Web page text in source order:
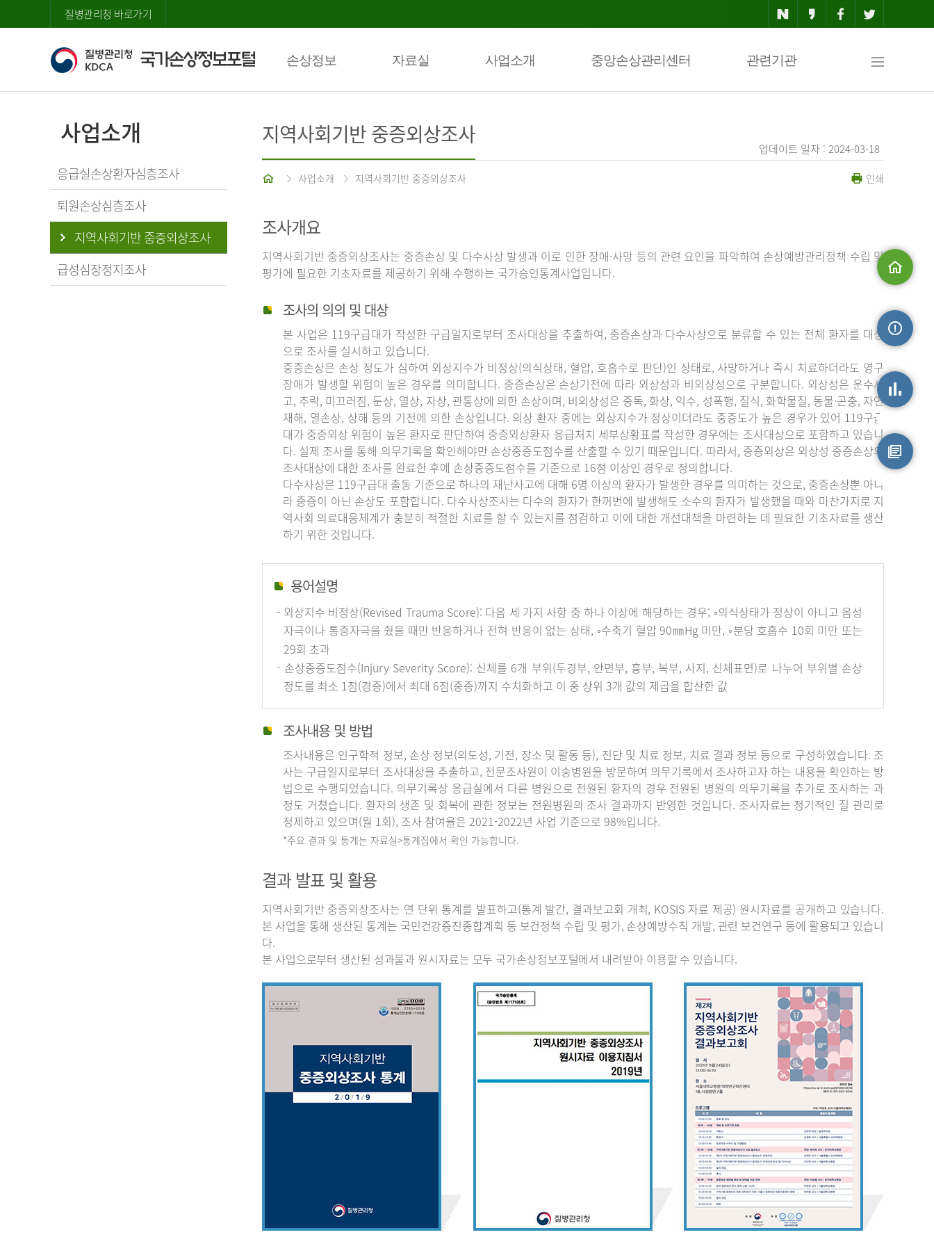
질병관리청 바로가기
손상정보 자료실 사업소개 중앙손상관리센터 관련기관
맵
사업소개
응급실손상환자심층조사
퇴원손상심층조사
지역사회기반 중증외상조사
급성심장정지조사
업데이트 일자 : 2024-03-18
지역사회기반 중증외상조사
홈 사업소개 지역사회기반 중증외상조사 인쇄
조사개요
지역사회기반 중증외상조사는 중증손상 및 다수사상 발생과 이로 인한 장애·사망 등의 관련 요인을 파악하여 손상예방관리정책 수립 및
평가에 필요한 기초자료를 제공하기 위해 수행하는 국가승인통계사업입니다.
조사의 의의 및 대상
본 사업은 119구급대가 작성한 구급일지로부터 조사대상을 추출하여, 중증손상과 다수사상으로 분류할 수 있는 전체 환자를 대상
으로 조사를 실시하고 있습니다.
중증손상은 손상 정도가 심하여 외상지수가 비정상(의식상태, 혈압, 호흡수로 판단)인 상태로, 사망하거나 즉시 치료하더라도 영구
장애가 발생할 위험이 높은 경우를 의미합니다. 중증손상은 손상기전에 따라 외상성과 비외상성으로 구분합니다. 외상성은 운수사
고, 추락, 미끄러짐, 둔상, 열상, 자상, 관통상에 의한 손상이며, 비외상성은 중독, 화상, 익수, 성폭행, 질식, 화학물질, 동물·곤충, 자연
재해, 열손상, 상해 등의 기전에 의한 손상입니다. 외상 환자 중에는 외상지수가 정상이더라도 중증도가 높은 경우가 있어 119구급
대가 중증외상 위험이 높은 환자로 판단하여 중증외상환자 응급처치 세부상황표를 작성한 경우에는 조사대상으로 포함하고 있습니
다. 실제 조사를 통해 의무기록을 확인해야만 손상중증도점수를 산출할 수 있기 때문입니다. 따라서, 중증외상은 외상성 중증손상의
조사대상에 대한 조사를 완료한 후에 손상중증도점수를 기준으로 16점 이상인 경우로 정의합니다.
다수사상은 119구급대 출동 기준으로 하나의 재난사고에 대해 6명 이상의 환자가 발생한 경우를 의미하는 것으로, 중증손상뿐 아니
라 중증이 아닌 손상도 포함합니다. 다수사상조사는 다수의 환자가 한꺼번에 발생해도 소수의 환자가 발생했을 때와 마찬가지로 지
역사회 의료대응체계가 충분히 적절한 치료를 할 수 있는지를 점검하고 이에 대한 개선대책을 마련하는 데 필요한 기초자료를 생산
하기 위한 것입니다.
용어설명
- 외상지수 비정상(Revised Trauma Score): 다음 세 가지 사항 중 하나 이상에 해당하는 경우; ◦의식상태가 정상이 아니고 음성
자극이나 통증자극을 줬을 때만 반응하거나 전혀 반응이 없는 상태, ◦수축기 혈압 90㎜Hg 미만, ◦분당 호흡수 10회 미만 또는
29회 초과
- 손상중증도점수(Injury Severity Score): 신체를 6개 부위(두경부, 안면부, 흉부, 복부, 사지, 신체표면)로 나누어 부위별 손상
정도를 최소 1점(경증)에서 최대 6점(중증)까지 수치화하고 이 중 상위 3개 값의 제곱을 합산한 값
조사내용 및 방법
조사내용은 인구학적 정보, 손상 정보(의도성, 기전, 장소 및 활동 등), 진단 및 치료 정보, 치료 결과 정보 등으로 구성하였습니다. 조
사는 구급일지로부터 조사대상을 추출하고, 전문조사원이 이송병원을 방문하여 의무기록에서 조사하고자 하는 내용을 확인하는 방
법으로 수행되었습니다. 의무기록상 응급실에서 다른 병원으로 전원된 환자의 경우 전원된 병원의 의무기록을 추가로 조사하는 과
정도 거쳤습니다. 환자의 생존 및 회복에 관한 정보는 전원병원의 조사 결과까지 반영한 것입니다. 조사자료는 정기적인 질 관리로
정제하고 있으며(월 1회), 조사 참여율은 2021-2022년 사업 기준으로 98%입니다.
*주요 결과 및 통계는 자료실>통계집에서 확인 가능합니다.
결과 발표 및 활용
지역사회기반 중증외상조사는 연 단위 통계를 발표하고(통계 발간, 결과보고회 개최, KOSIS 자료 제공) 원시자료를 공개하고 있습니다.
본 사업을 통해 생산된 통계는 국민건강증진종합계획 등 보건정책 수립 및 평가, 손상예방수칙 개발, 관련 보건연구 등에 활용되고 있습니
다.
본 사업으로부터 생산된 성과물과 원시자료는 모두 국가손상정보포털에서 내려받아 이용할 수 있습니다.
손상통계